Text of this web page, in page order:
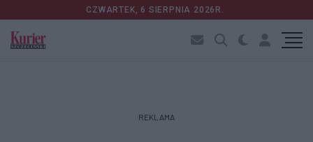
CZWARTEK, 6 SIERPNIA 2026R.
REKLAMA